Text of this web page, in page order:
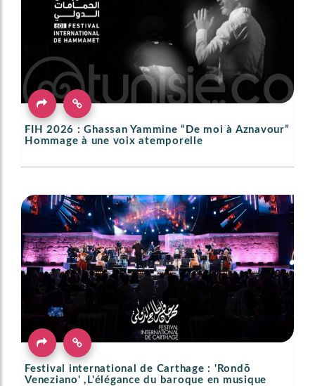
FIH 2026 : Ghassan Yammine “De moi à Aznavour”
Hommage à une voix atemporelle
Festival international de Carthage : 'Rondō
Veneziano' ,L'élégance du baroque en musique